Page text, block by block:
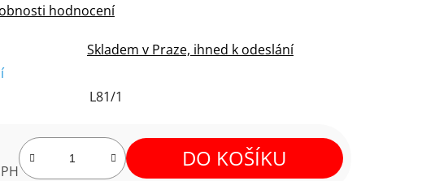
hodnocení
Skladem v Praze, ihned k odeslání
L81/1
DO KOŠÍKU